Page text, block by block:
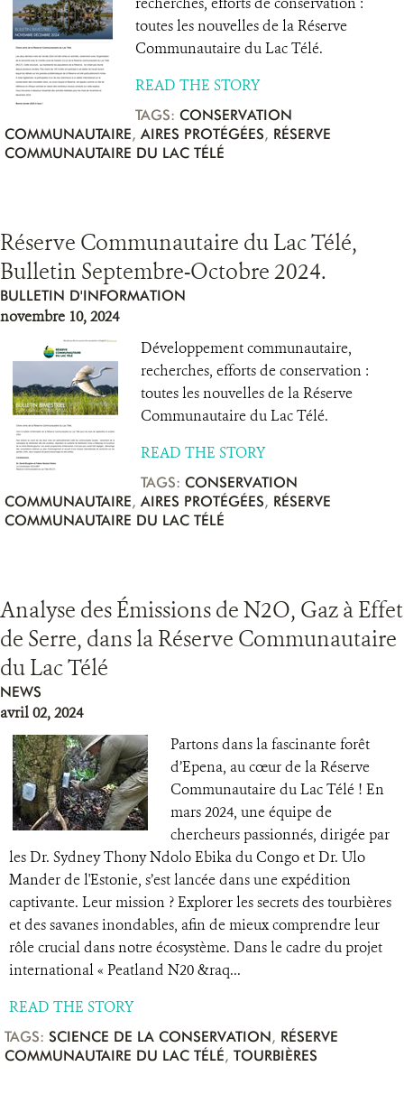
toutes les nouvelles de la Réserve
Communautaire du Lac Télé.
READ THE STORY
TAGS: CONSERVATION
COMMUNAUTAIRE, AIRES PROTÉGÉES, RÉSERVE
COMMUNAUTAIRE DU LAC TÉLÉ
Réserve Communautaire du Lac Télé,
Bulletin Septembre-Octobre 2024.
BULLETIN D'INFORMATION
novembre 10, 2024
Développement communautaire,
recherches, efforts de conservation :
toutes les nouvelles de la Réserve
Communautaire du Lac Télé.
READ THE STORY
TAGS: CONSERVATION
COMMUNAUTAIRE, AIRES PROTÉGÉES, RÉSERVE
COMMUNAUTAIRE DU LAC TÉLÉ
Analyse des Émissions de N2O, Gaz à Effet
de Serre, dans la Réserve Communautaire
du Lac Télé
NEWS
avril 02, 2024
Partons dans la fascinante forêt
d’Epena, au cœur de la Réserve
Communautaire du Lac Télé ! En
mars 2024, une équipe de
chercheurs passionnés, dirigée par
les Dr. Sydney Thony Ndolo Ebika du Congo et Dr. Ulo
Mander de l'Estonie, s’est lancée dans une expédition
captivante. Leur mission ? Explorer les secrets des tourbières
et des savanes inondables, afin de mieux comprendre leur
rôle crucial dans notre écosystème. Dans le cadre du projet
international « Peatland N20 &raq...
READ THE STORY
TAGS: SCIENCE DE LA CONSERVATION, RÉSERVE
COMMUNAUTAIRE DU LAC TÉLÉ, TOURBIÈRES